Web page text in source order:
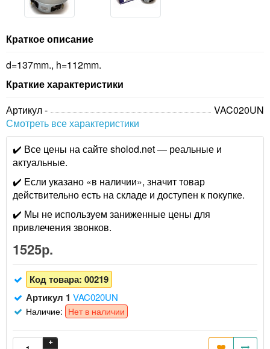
Краткое описание
d=137mm., h=112mm.
Краткие характеристики
Артикул -
VAC020UN
Смотреть все характеристики
✔️ Все цены на сайте sholod.net — реальные и
актуальные.
✔️ Если указано «в наличии», значит товар
действительно есть на складе и доступен к покупке.
✔️ Мы не используем заниженные цены для
привлечения звонков.
1525р.
Код товара: 00219
Артикул 1 VAC020UN
Наличие: Нет в наличии